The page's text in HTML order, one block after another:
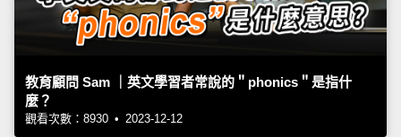
教育顧問 Sam ｜英文學習者常說的＂phonics＂是指什
麼？
觀看次數：8930 • 2023-12-12